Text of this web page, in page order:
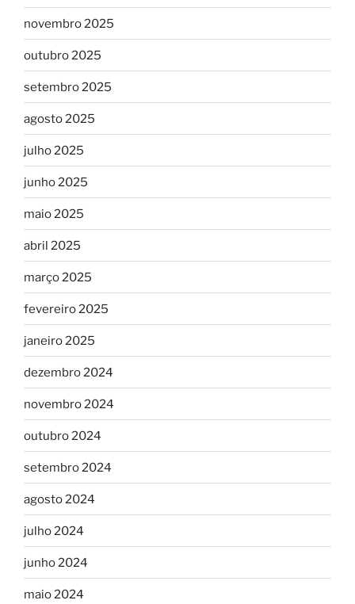
novembro 2025
outubro 2025
setembro 2025
agosto 2025
julho 2025
junho 2025
maio 2025
abril 2025
março 2025
fevereiro 2025
janeiro 2025
dezembro 2024
novembro 2024
outubro 2024
setembro 2024
agosto 2024
julho 2024
junho 2024
maio 2024